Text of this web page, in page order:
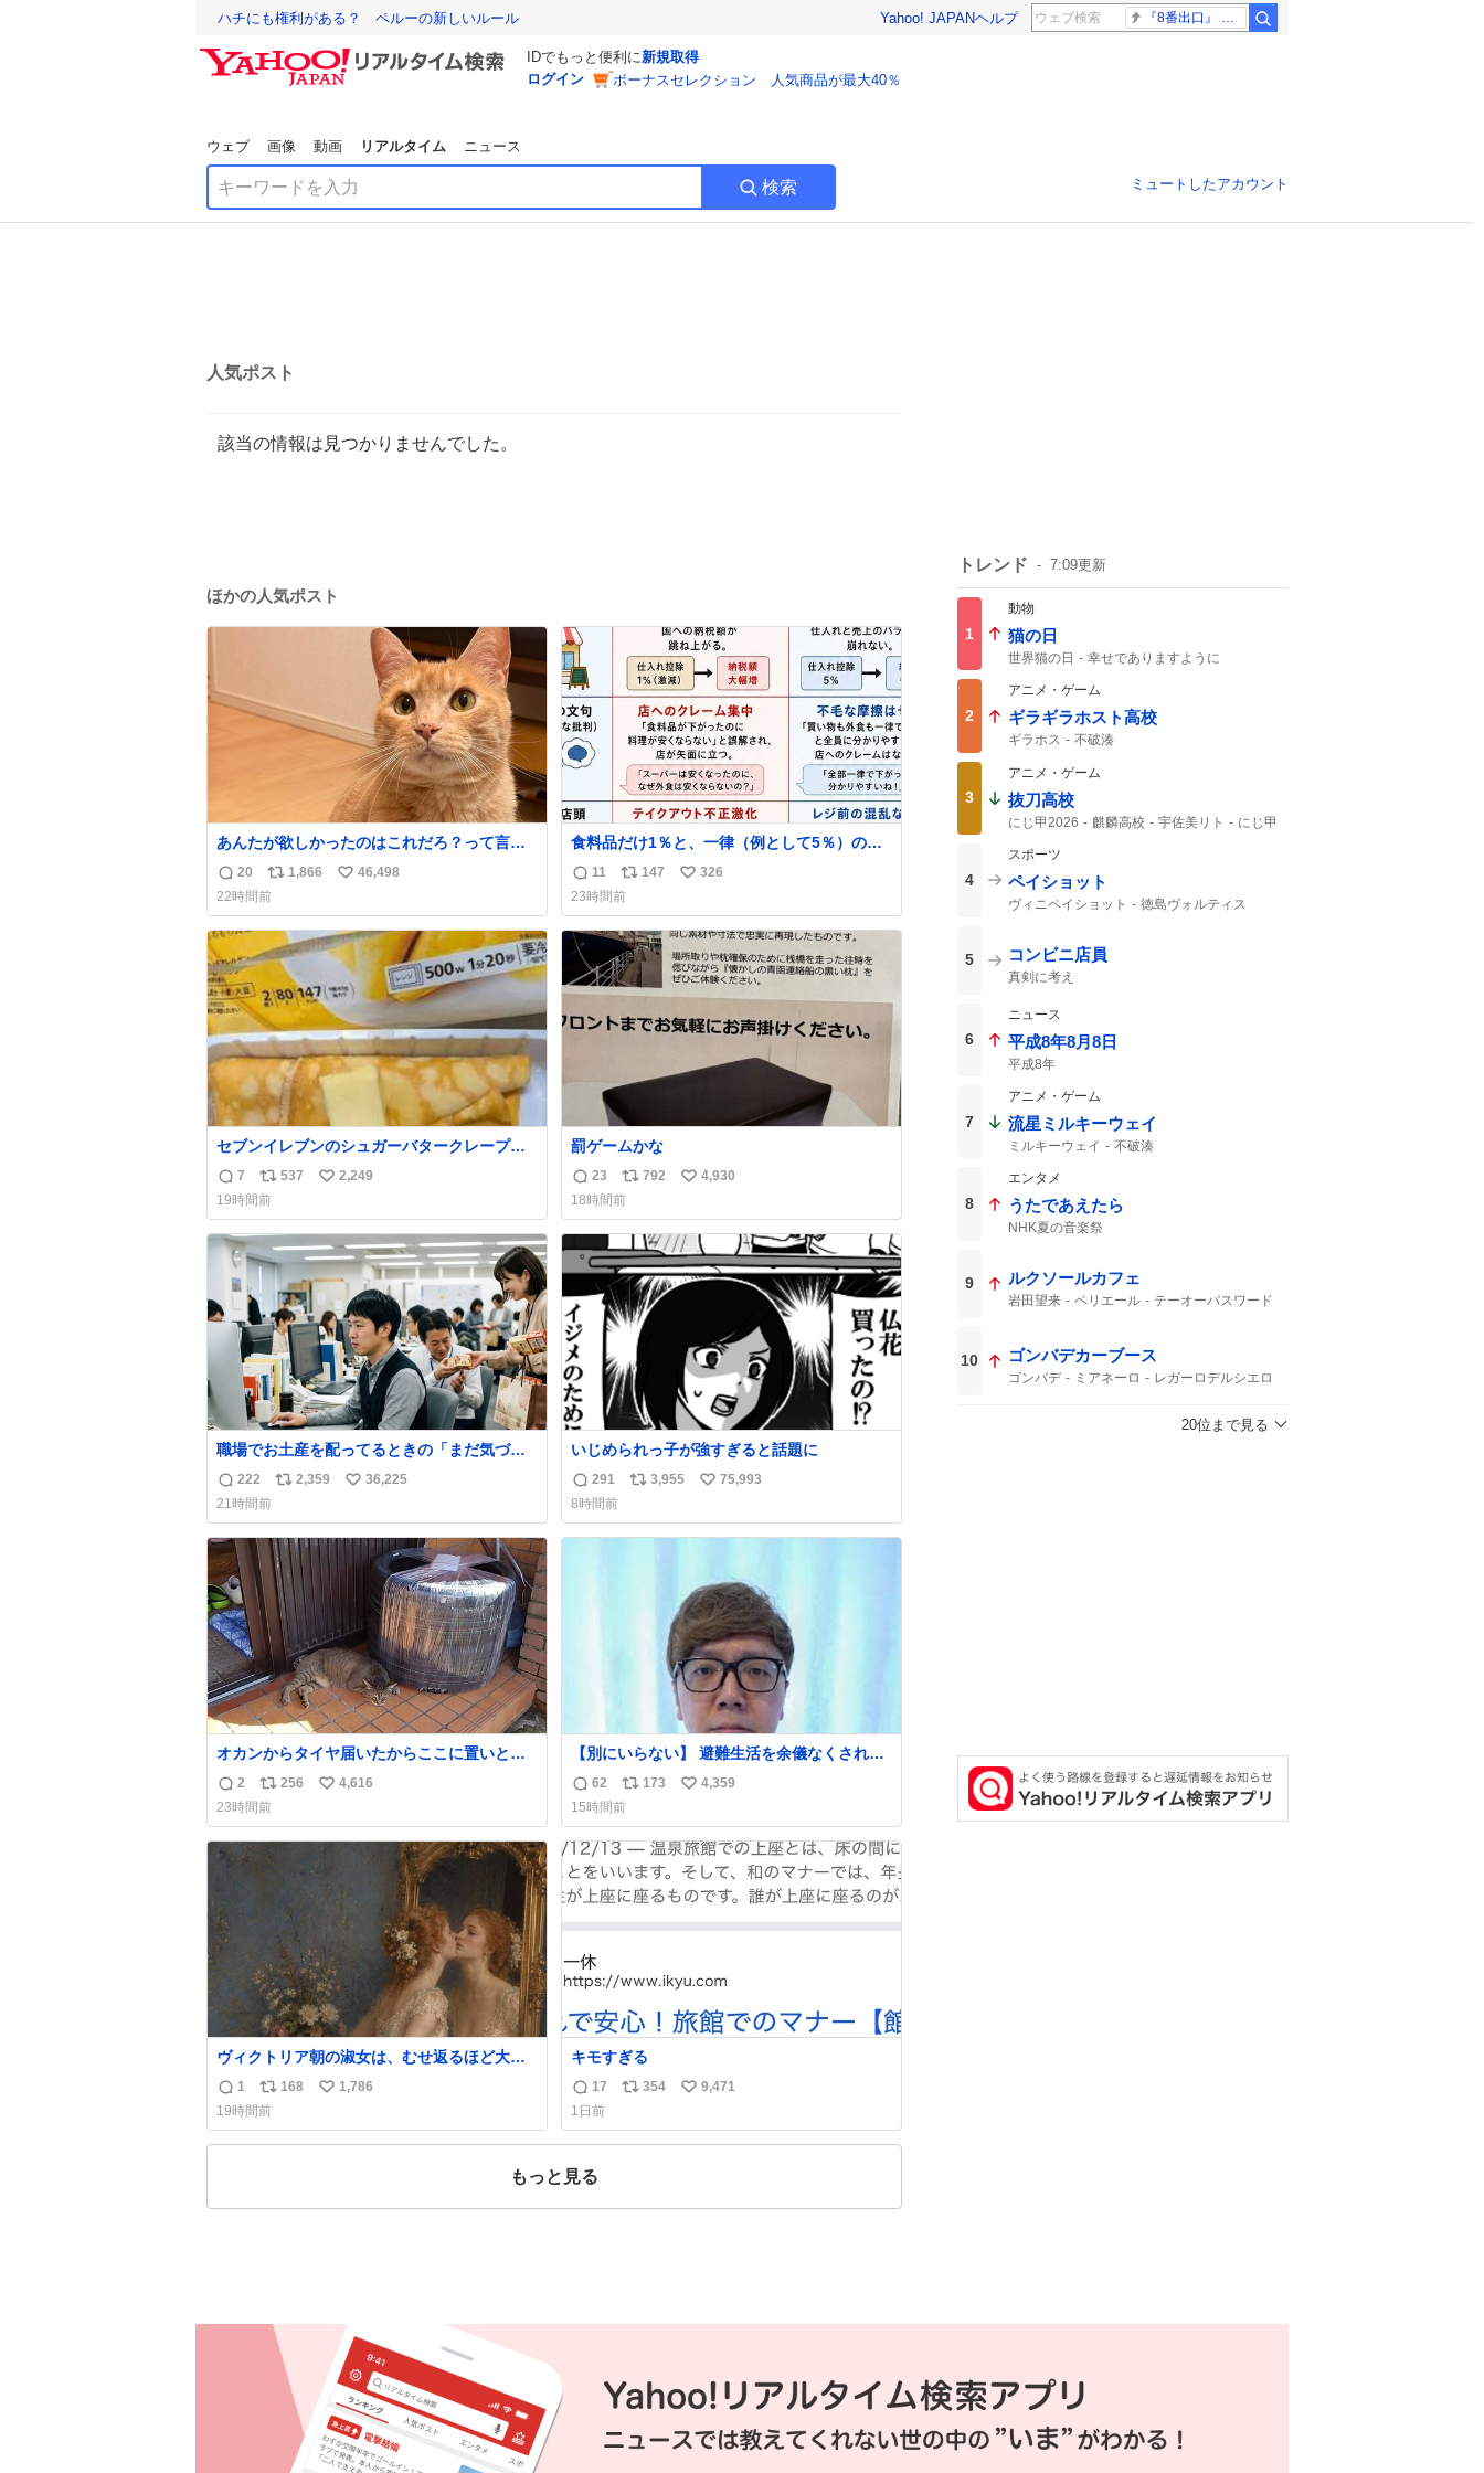
ハチにも権利がある？ ペルーの新しいルール Yahoo! JAPANヘルプ 『8番出口』 金ロー
IDでもっと便利に新規取得
ログイン
ボーナスセレクション 人気商品が最大40％
ウェブ 画像 動画 リアルタイム ニュース
検索 ミュートしたアカウント
人気ポスト
該当の情報は見つかりませんでした。
ほかの人気ポスト
あんたが欲しかったのはこれだろ？って言っ
て押してくれた手形がコチラ
返
信
数
20
リ
ポ
ス
ト
1,866
い
ね
数
46,498
22時間前
食料品だけ1％と、一律（例として5％）の比
較表を作ってみました。 参考になるかと思い
ます。
返
信
数
11
リ
ポ
ス
ト
数
147
い
ね
数
326
23時間前
セブンイレブンのシュガーバタークレープと
えんがわの寿司を探している人へ！ シュガー
バタークレープは目黒、品川、蒲田、渋谷、
川崎、横浜、鶴見、九州の一部エリア限定商
品で8月5日に発注が終了したため店舗に置い
てあるところ少ないですが見つけたら即買い
です🤩❣️
返
信
数
7
リ
ポ
ス
ト
数
537
い
ね
数
2,249
19時間前
罰ゲームかな
返
信
数
23
リ
ポ
ス
ト
数
792
い
ね
数
4,930
18時間前
職場でお土産を配ってるときの「まだ気づい
てませんよ」的な演技が毎回シンドい。
返
信
数
222
リ
ス
ト
数
2,359
い
ね
数
36,225
21時間前
いじめられっ子が強すぎると話題に
返
信
数
291
リ
ス
3,955
い
ね
75,993
8時間前
オカンからタイヤ届いたからここに置いとい
たって写真送られてきたけど明らかに猫が邪
魔くさそうな顔してて草
返
信
数
2
リ
ポ
ス
ト
256
い
ね
4,616
23時間前
【別にいらない】 避難生活を余儀なくされて
いる子どもたちのためにヒカキンボックス
1000個を寄付させていただきました
返
信
数
62
リ
ポ
ス
ト
数
173
い
ね
数
4,359
15時間前
ヴィクトリア朝の淑女は、むせ返るほど大量
の香水を身につけるものではないとされてい
た。それでも香水は、髪や肌の手入れと同じ
くらい、ヴィクトリア朝の女性達の美容習慣
に欠かせないものだった。 当時の香水は、現
返
信
数
1
リ
ポ
ス
168
い
ね
1,786
19時間前
キモすぎる
返
信
数
17
リ
ス
354
い
ね
9,471
1日前
もっと見る
トレンド 7:09更新
1
動物
猫の日
世界猫の日
幸せでありますように
2
アニメ・ゲーム
ギラギラホスト高校
ギラホス 不破湊
3
アニメ・ゲーム
抜刀高校
にじ甲2026 麒麟高校 宇佐美リト にじ甲
4
スポーツ
ペイショット
ヴィニペイショット
徳島ヴォルティス
コンサドーレ札幌
シュート
5 コンビニ店員
真剣に考え
6
ニュース
平成8年8月8日
平成8年
7
アニメ・ゲーム
流星ミルキーウェイ
ミルキーウェイ 不破湊
8
エンタメ
うたであえたら
NHK夏の音楽祭
9 ルクソールカフェ
岩田望来 ペリエール
テーオーパスワード
ヒルノハンブルク
ヴァルツァーシャル
エルムS
札幌11 アクションプラン
10 ゴンバデカーブース
ゴンバデ ミアネーロ
レガーロデルシエロ
ドラゴンヘッド
20位まで見る